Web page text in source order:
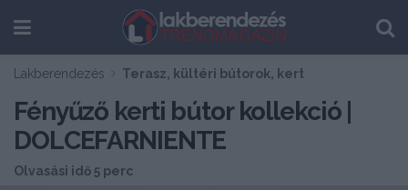
Lakberendezés Terasz, kültéri bútorok, kert
Fényűző kerti bútor kollekció |
DOLCEFARNIENTE
Olvasási idő 5 perc